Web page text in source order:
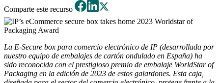
Comparte este recurso
La E-Secure box para comercio electrónico de IP (desarrollada por
nuestro equipo de embalajes de cartón ondulado en España) ha
sido reconocida con el prestigioso premio de embalaje WorldStar of
Packaging en la edición de 2023 de estos galardones. Esta caja,